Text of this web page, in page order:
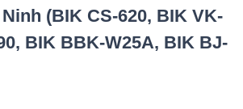
(BIK CS-620, BIK VK-
BIK BBK-W25A, BIK BJ-